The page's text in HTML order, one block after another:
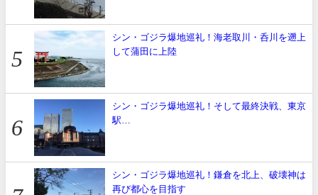
シン・ゴジラ爆地巡礼！海老取川・呑川を遡上
して蒲田に上陸
シン・ゴジラ爆地巡礼！そして最終決戦、東京
駅…
シン・ゴジラ爆地巡礼！鎌倉を北上、破壊神は
再び都心を目指す